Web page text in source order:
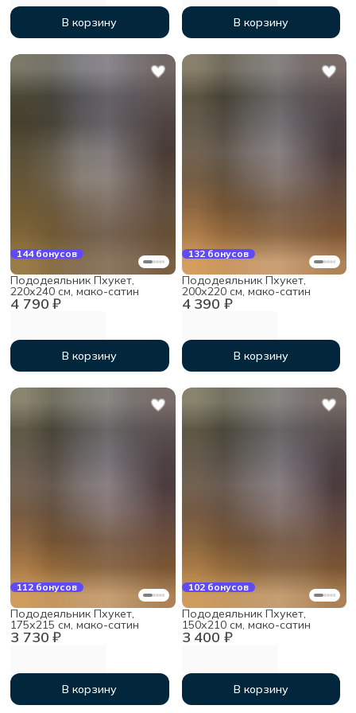
В корзину В корзину
144 бонусов
4 790 ₽
Пододеяльник Пхукет,
220х240 см, мако-сатин
В корзину
132 бонусов
4 390 ₽
Пододеяльник Пхукет,
200х220 см, мако-сатин
В корзину
112 бонусов
3 730 ₽
Пододеяльник Пхукет,
175х215 см, мако-сатин
В корзину
102 бонусов
3 400 ₽
Пододеяльник Пхукет,
150х210 см, мако-сатин
В корзину